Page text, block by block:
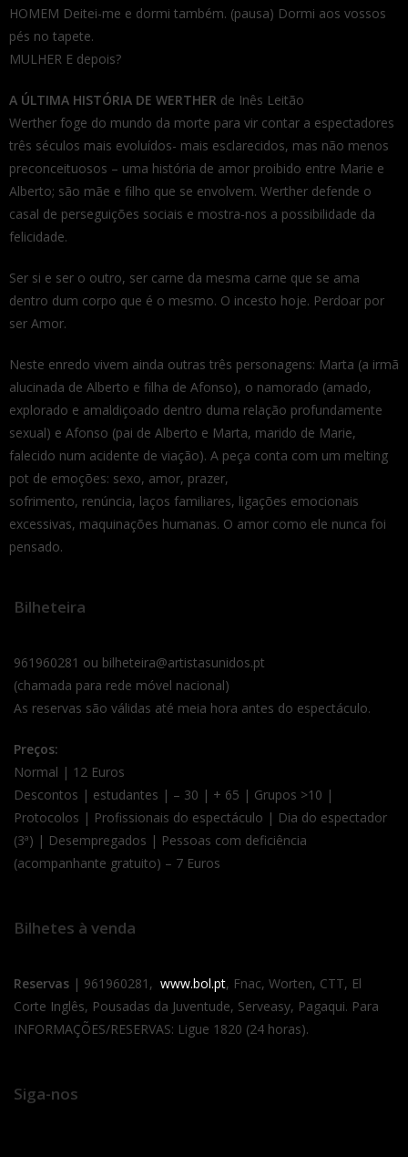
HOMEM Deitei-me e dormi também. (pausa) Dormi aos vossos
pés no tapete.
MULHER E depois?
A ÚLTIMA HISTÓRIA DE WERTHER de Inês Leitão
Werther foge do mundo da morte para vir contar a espectadores
três séculos mais evoluídos- mais esclarecidos, mas não menos
preconceituosos – uma história de amor proibido entre Marie e
Alberto; são mãe e filho que se envolvem. Werther defende o
casal de perseguições sociais e mostra-nos a possibilidade da
felicidade.
Ser si e ser o outro, ser carne da mesma carne que se ama
dentro dum corpo que é o mesmo. O incesto hoje. Perdoar por
ser Amor.
Neste enredo vivem ainda outras três personagens: Marta (a irmã
alucinada de Alberto e filha de Afonso), o namorado (amado,
explorado e amaldiçoado dentro duma relação profundamente
sexual) e Afonso (pai de Alberto e Marta, marido de Marie,
falecido num acidente de viação). A peça conta com um melting
pot de emoções: sexo, amor, prazer,
sofrimento, renúncia, laços familiares, ligações emocionais
excessivas, maquinações humanas. O amor como ele nunca foi
pensado.
Bilheteira
961960281 ou bilheteira@artistasunidos.pt
(chamada para rede móvel nacional)
As reservas são válidas até meia hora antes do espectáculo.
Preços:
Normal | 12 Euros
Descontos | estudantes | – 30 | + 65 | Grupos >10 |
Protocolos | Profissionais do espectáculo | Dia do espectador
(3ª) | Desempregados | Pessoas com deficiência
(acompanhante gratuito) – 7 Euros
Bilhetes à venda
Reservas | 961960281, www.bol.pt, Fnac, Worten, CTT, El
Corte Inglês, Pousadas da Juventude, Serveasy, Pagaqui. Para
INFORMAÇÕES/RESERVAS: Ligue 1820 (24 horas).
Siga-nos